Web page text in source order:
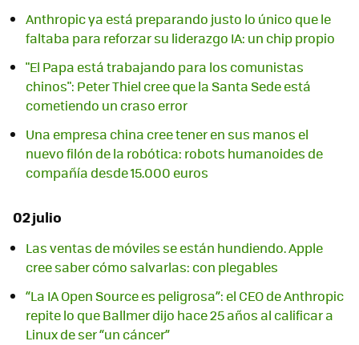
Anthropic ya está preparando justo lo único que le
faltaba para reforzar su liderazgo IA: un chip propio
"El Papa está trabajando para los comunistas
chinos": Peter Thiel cree que la Santa Sede está
cometiendo un craso error
Una empresa china cree tener en sus manos el
nuevo filón de la robótica: robots humanoides de
compañía desde 15.000 euros
02 julio
Las ventas de móviles se están hundiendo. Apple
cree saber cómo salvarlas: con plegables
“La IA Open Source es peligrosa”: el CEO de Anthropic
repite lo que Ballmer dijo hace 25 años al calificar a
Linux de ser “un cáncer”